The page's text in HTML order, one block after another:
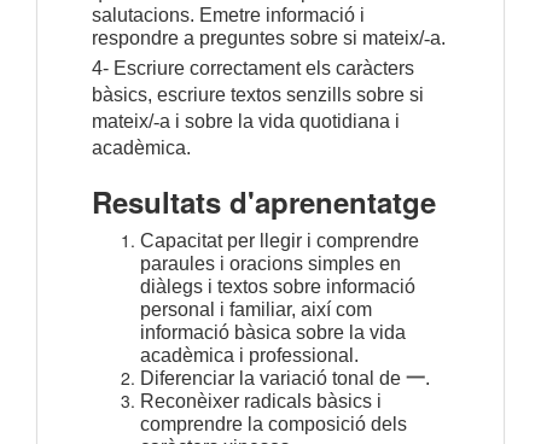
salutacions. Emetre informació i
respondre a preguntes sobre si mateix/-a.
4- Escriure correctament els caràcters
bàsics, escriure textos senzills sobre si
mateix/-a i sobre la vida quotidiana i
acadèmica.
Resultats d'aprenentatge
Capacitat per llegir i comprendre
paraules i oracions simples en
diàlegs i textos sobre informació
personal i familiar, així com
informació bàsica sobre la vida
acadèmica i professional.
Diferenciar la variació tonal de 一.
Reconèixer radicals bàsics i
comprendre la composició dels